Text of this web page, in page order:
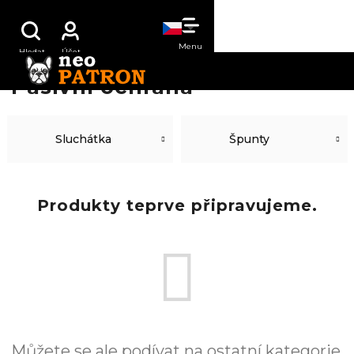
obsah
Pasivní ochrana
Sluchátka Špunty
Produkty teprve připravujeme.